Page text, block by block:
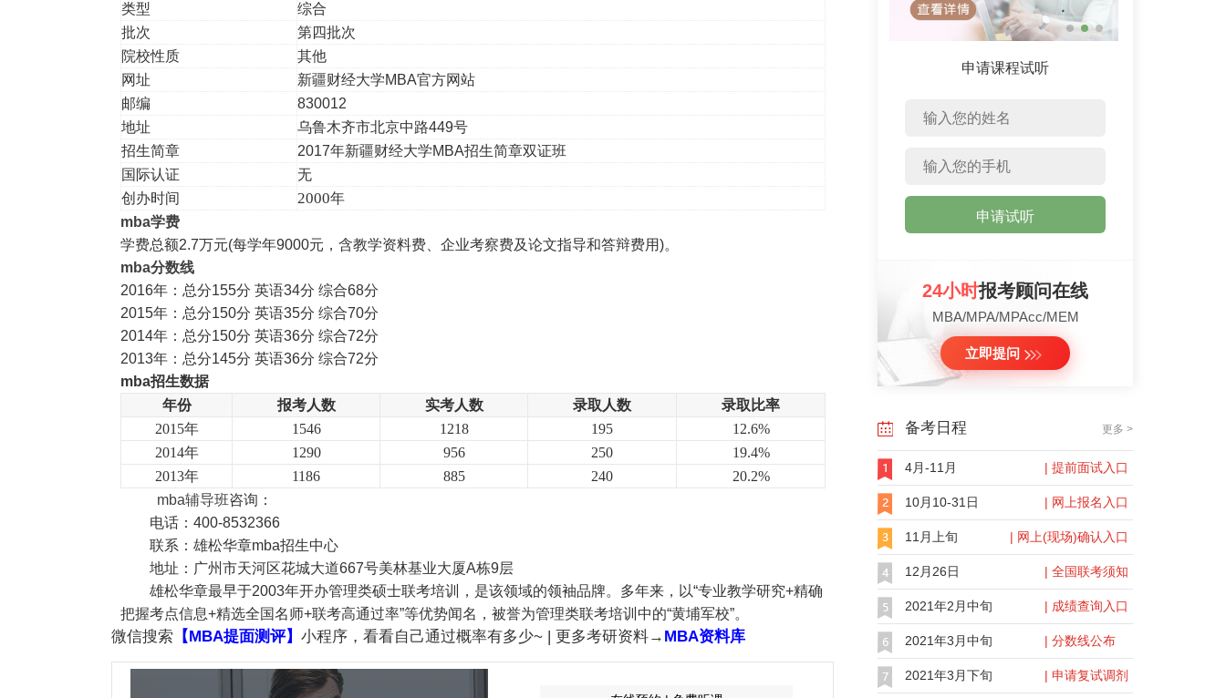
类型
综合
批次
第四批次
院校性质
其他
网址
新疆财经大学MBA官方网站
邮编
830012
地址
乌鲁木齐市北京中路449号
招生简章
2017年新疆财经大学MBA招生简章双证班
国际认证
无
创办时间
2000年
mba学费
学费总额2.7万元(每学年9000元，含教学资料费、企业考察费及论文指导和答辩费用)。
mba分数线
2016年：总分155分 英语34分 综合68分
2015年：总分150分 英语35分 综合70分
2014年：总分150分 英语36分 综合72分
2013年：总分145分 英语36分 综合72分
mba招生数据
年份
报考人数 实考人数 录取人数
录取比率
2015年 1546 1218 195
12.6%
2014年 1290 956 250
19.4%
2013年 1186 885 240
20.2%
mba辅导班咨询：
电话：400-8532366
联系：雄松华章mba招生中心
地址：广州市天河区花城大道667号美林基业大厦A栋9层
雄松华章最早于2003年开办管理类硕士联考培训，是该领域的领袖品牌。多年来，以“专业教学研究+精确
把握考点信息+精选全国名师+联考高通过率”等优势闻名，被誉为管理类联考培训中的“黄埔军校”。
微信搜索 【MBA提面测评】 小程序，看看自己通过概率有多少~ | 更多考研资料→ MBA资料库
申请课程试听
申请试听
24小时报考顾问在线
MBA/MPA/MPAcc/MEM
立即提问
备考日程 更多 >
4月-11月 | 提前面试入口
10月10-31日 | 网上报名入口
11月上旬 | 网上(现场)确认入口
12月26日 | 全国联考须知
2021年2月中旬 | 成绩查询入口
2021年3月中旬 | 分数线公布
2021年3月下旬 | 申请复试调剂